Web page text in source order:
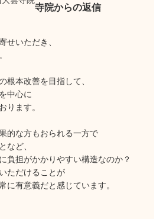
寺院からの返信
せいただき、
根本改善を目指して、
中心に
ります。
的な方もおられる一方で
など、
負担がかかりやすい構造なのか？
ただけることが
に有意義だと感じています。